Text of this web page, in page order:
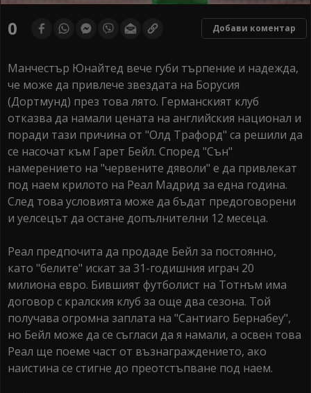
0 Добави коментар
Манчестър Юнайтед вече губи търпение и надежда,
че може да привлече звездата на Борусия
(Дортмунд) през това лято. Германският клуб
отказва да намали цената на английския национал и
поради тази причина от "Олд Трафорд" са решили да
се насочат към Гарет Бейл. Според "Сън"
намерението на "червените дяволи" е да привлекат
под наем крилото на Реал Мадрид за една година.
След това условията може да бъдат предоговорени
и уелсецът да остане допълнителни 12 месеца.
Реал предпочита да продаде Бейл за постоянно,
като "белите" искат за 31-годишния играч 20
милиона евро. Бившият футболист на Тотнъм има
договор с кралския клуб за още два сезона. Той
получава огромна заплата на "Сантиаго Бернабеу",
но Бейл може да се съгласи да я намали, а освен това
Реал ще поеме част от възнаграждението, ако
наистина се стигне до преотстъпване под наем.